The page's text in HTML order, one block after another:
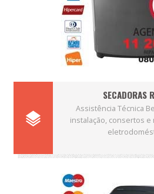
SECADORAS
Assistência Técnica
instalação, consertos e